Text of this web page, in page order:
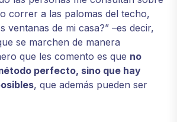
correr a las palomas del techo,
ventanas de mi casa?” –es decir,
se marchen de manera
que les comento es que no
perfecto, sino que hay
, que además pueden ser